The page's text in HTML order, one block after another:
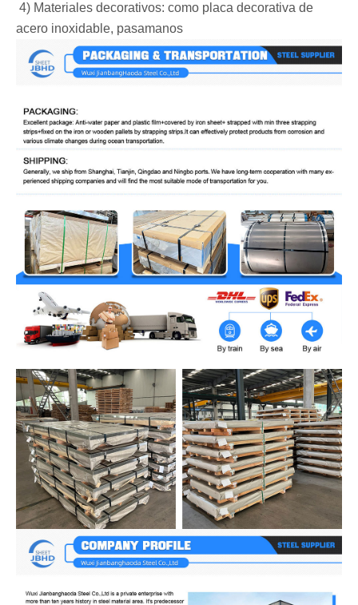
‌ 4) Materiales decorativos: como placa decorativa de
acero inoxidable, pasamanos ‌